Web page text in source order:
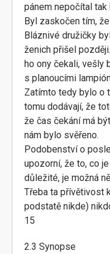
pánem nepočítal
Byl zaskočen tím,
Bláznivé družičky
ženich přišel
ho ony čekali, vešly
s planoucími
Zatímto tedy bylo o
tomu dodávají, že
že čas čekání má
nám bylo svěřeno.
Podobenství o
upozorní, že to, co
důležité, je možná
Třeba ta přívětivost
podstatě nikde)
15
2.3 Synopse